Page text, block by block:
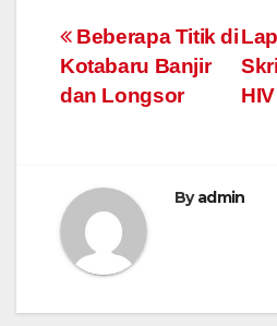
Post
navigation
Beberapa Titik di
Kotabaru Banjir
dan Longsor
Byadmin